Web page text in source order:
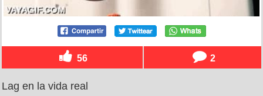
56 2
Lag en la vida real